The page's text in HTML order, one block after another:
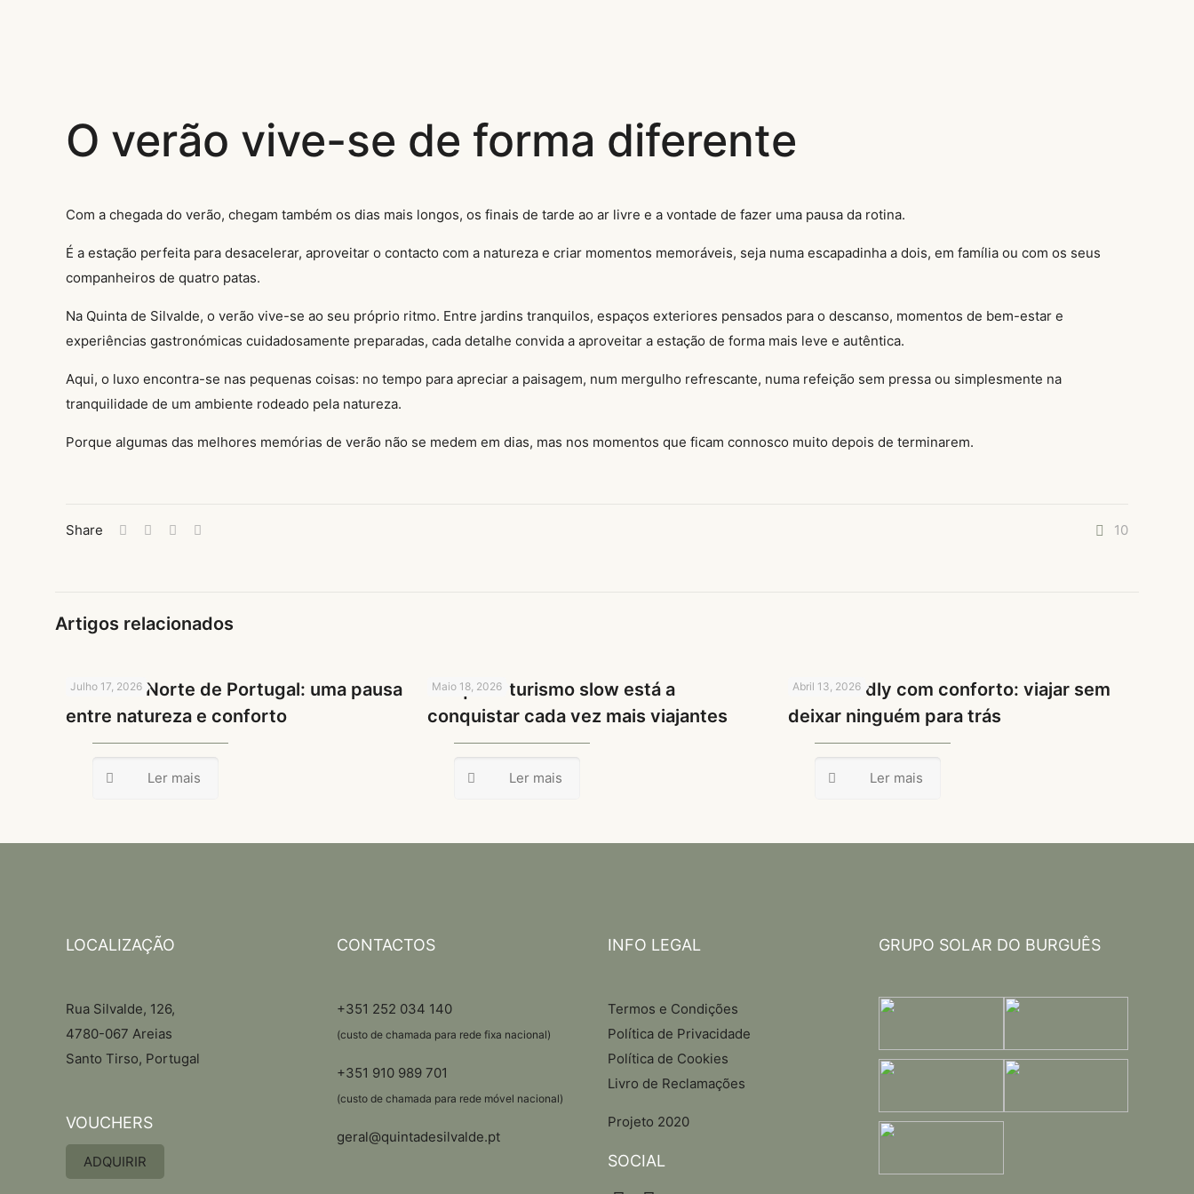
O verão vive-se de forma diferente
Com a chegada do verão, chegam também os dias mais longos, os finais de tarde ao ar livre e a vontade de fazer uma pausa da rotina.
É a estação perfeita para desacelerar, aproveitar o contacto com a natureza e criar momentos memoráveis, seja numa escapadinha a dois, em família ou com os seus
companheiros de quatro patas.
Na Quinta de Silvalde, o verão vive-se ao seu próprio ritmo. Entre jardins tranquilos, espaços exteriores pensados para o descanso, momentos de bem-estar e
experiências gastronómicas cuidadosamente preparadas, cada detalhe convida a aproveitar a estação de forma mais leve e autêntica.
Aqui, o luxo encontra-se nas pequenas coisas: no tempo para apreciar a paisagem, num mergulho refrescante, numa refeição sem pressa ou simplesmente na
tranquilidade de um ambiente rodeado pela natureza.
Porque algumas das melhores memórias de verão não se medem em dias, mas nos momentos que ficam connosco muito depois de terminarem.
Share 10
Artigos relacionados
Julho 17, 2026
Verão no Norte de Portugal: uma pausa
entre natureza e conforto
Ler mais
Maio 18, 2026
Porque o turismo slow está a
conquistar cada vez mais viajantes
Ler mais
Abril 13, 2026
Pet-friendly com conforto: viajar sem
deixar ninguém para trás
Ler mais
LOCALIZAÇÃO
Rua Silvalde, 126,
4780-067 Areias
Santo Tirso, Portugal
VOUCHERS
ADQUIRIR
CONTACTOS
+351 252 034 140
(custo de chamada para rede fixa nacional)
+351 910 989 701
(custo de chamada para rede móvel nacional)
geral@quintadesilvalde.pt
INFO LEGAL
Termos e Condições
Política de Privacidade
Política de Cookies
Livro de Reclamações
Projeto 2020
SOCIAL
GRUPO SOLAR DO BURGUÊS